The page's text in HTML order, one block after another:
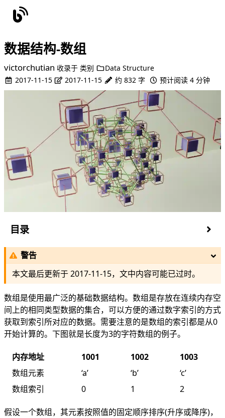
数据结构-数组
victorchutian 收录于 类别
Data Structure
2017-11-15
2017-11-15 约 832 字 预计阅读 4 分钟
目录
使用数组(Java)
定义
数组长度
getter & setter
查找
删除
多维数组
警告
本文最后更新于2017-11-15，文中内容可能已过时。
数组是使用最广泛的基础数据结构。数组是存放在连续内存空
间上的相同类型数据的集合，可以方便的通过数字索引的方式
获取到索引所对应的数据。需要注意的是数组的索引都是从0
开始计算的。下图就是长度为3的字符数组的例子。
内存地址 1001 1002
1003
数组元素
‘a’ ‘b’
‘c’
数组索引
0 1 2
假设一个数组，其元素按照值的固定顺序排序(升序或降序)，